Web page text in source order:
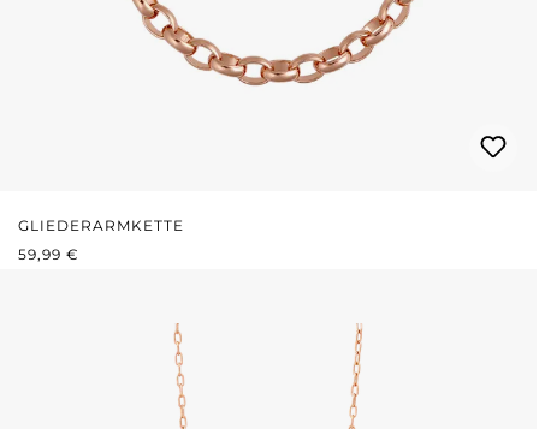
GLIEDERARMKETTE
REGULÄRER PREIS:
59,99 €